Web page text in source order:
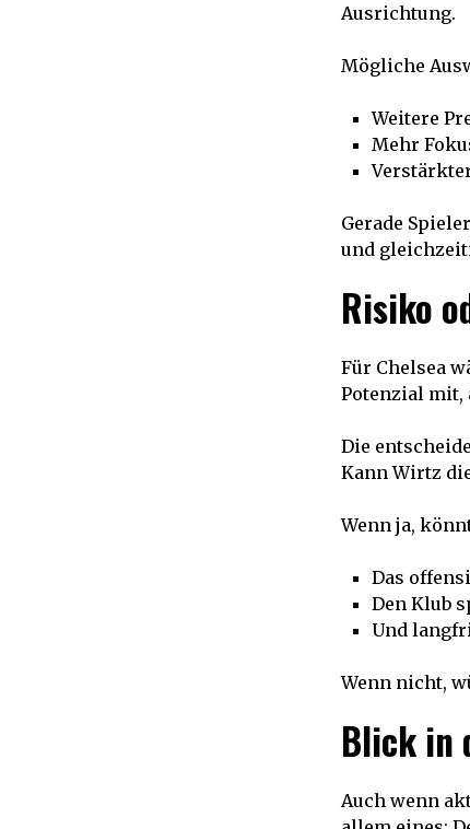
Ausrichtung.
Mögliche
Weitere
Mehr
Gerade
und
Risiko
Für Chelsea
Potenzial mit,
Die
Kann Wirtz
Wenn ja,
Das
Den Klub
Und
Wenn nicht,
Blick in
Auch wenn